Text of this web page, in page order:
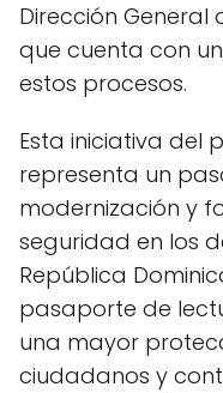
Dirección General
que cuenta con
estos procesos.
Esta iniciativa del
representa un
modernización y
seguridad en los
República
pasaporte de
una mayor
ciudadanos y